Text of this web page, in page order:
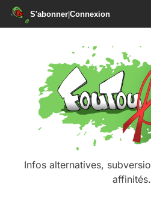
S'abonner|Connexion
Infos alternatives,